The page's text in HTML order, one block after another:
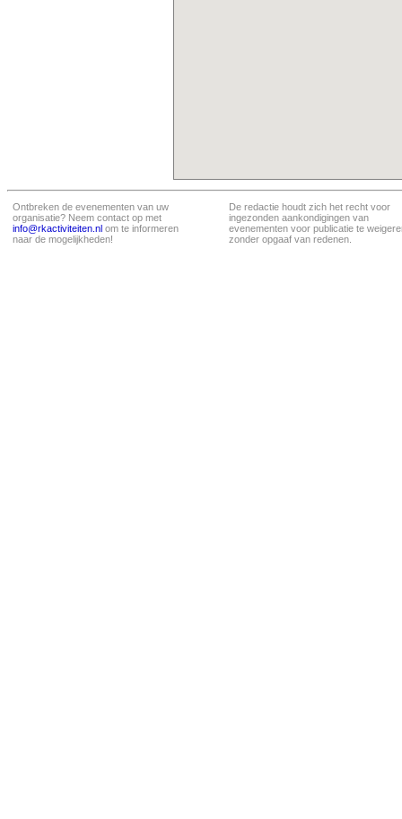
Ontbreken de evenementen van uw
organisatie? Neem contact op met
info@rkactiviteiten.nl om te informeren
naar de mogelijkheden!
De redactie houdt zich het recht voor
ingezonden aankondigingen van
evenementen voor publicatie te
zonder opgaaf van redenen.